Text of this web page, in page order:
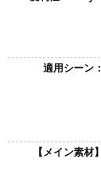
適用シーン：
【メイン素材】